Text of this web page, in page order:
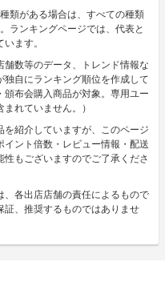
類がある場合は、すべての種類
ランキングページでは、代表と
ます。
数等のデータ、トレンド情報な
独自にランキング順位を作成して
布会購入商品が対象。専用ユー
れていません。）
紹介していますが、このページ
ント倍数・レビュー情報・配送
もございますのでご了承くださ
各出店店舗の責任によるもので
証、推奨するものではありませ